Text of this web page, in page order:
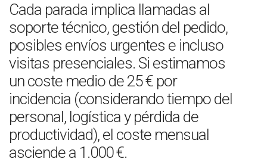
Cada parada implica llamadas al
soporte técnico, gestión del pedido,
posibles envíos urgentes e incluso
visitas presenciales. Si estimamos
un coste medio de 25 € por
incidencia (considerando tiempo del
personal, logística y pérdida de
productividad), el coste mensual
asciende a 1.000 €.